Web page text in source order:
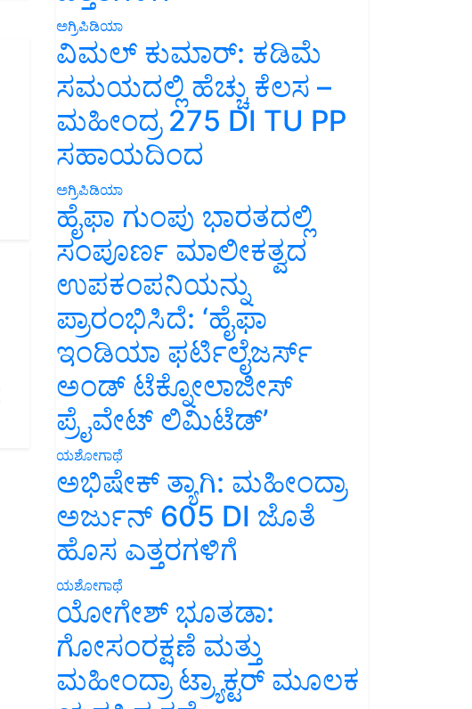
ಅಗ್ರಿಪಿಡಿಯಾ
ವಿಮಲ್ ಕುಮಾರ್: ಕಡಿಮೆ
ಸಮಯದಲ್ಲಿ ಹೆಚ್ಚು ಕೆಲಸ –
ಮಹೀಂದ್ರ 275 DI TU PP
ಸಹಾಯದಿಂದ
ಅಗ್ರಿಪಿಡಿಯಾ
ಹೈಫಾ ಗುಂಪು ಭಾರತದಲ್ಲಿ
ಸಂಪೂರ್ಣ ಮಾಲೀಕತ್ವದ
ಉಪಕಂಪನಿಯನ್ನು
ಪ್ರಾರಂಭಿಸಿದೆ: ‘ಹೈಫಾ
ಇಂಡಿಯಾ ಫರ್ಟಿಲೈಜರ್ಸ್
ಅಂಡ್ ಟೆಕ್ನೋಲಾಜೀಸ್
ಪ್ರೈವೇಟ್ ಲಿಮಿಟೆಡ್’
ಯಶೋಗಾಥೆ
ಅಭಿಷೇಕ್ ತ್ಯಾಗಿ: ಮಹೀಂದ್ರಾ
ಅರ್ಜುನ್ 605 DI ಜೊತೆ
ಹೊಸ ಎತ್ತರಗಳಿಗೆ
ಯಶೋಗಾಥೆ
ಯೋಗೇಶ್ ಭೂತಡಾ:
ಗೋಸಂರಕ್ಷಣೆ ಮತ್ತು
ಮಹೀಂದ್ರಾ ಟ್ರ್ಯಾಕ್ಟರ್ ಮೂಲಕ